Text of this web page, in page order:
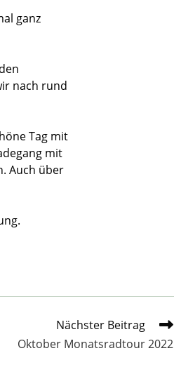
ganz
nach rund
Tag mit
mit
Auch über
Nächster Beitrag
Oktober Monatsradtour 2022